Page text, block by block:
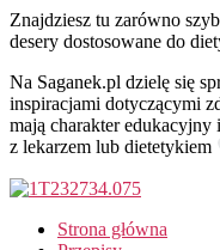
Znajdziesz tu zarówno
desery dostosowane do
Na Saganek.pl dzielę się
inspiracjami dotyczącymi
mają charakter
z lekarzem lub dietetykiem
Strona główna